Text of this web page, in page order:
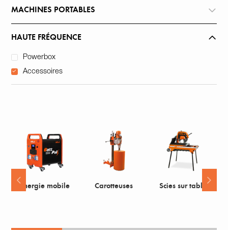
MACHINES PORTABLES
HAUTE FRÉQUENCE
Powerbox
Accessoires
Energie mobile Carotteuses Scies sur table